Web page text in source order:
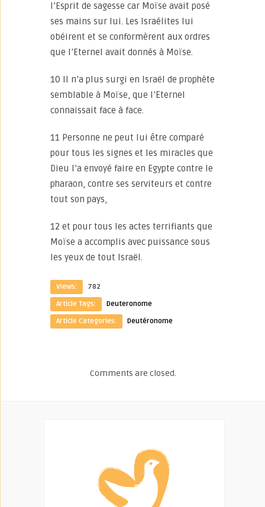
l’Esprit de sagesse car Moïse avait posé
ses mains sur lui. Les Israélites lui
obéirent et se conformèrent aux ordres
que l’Eternel avait donnés à Moïse.
10 Il n’a plus surgi en Israël de prophète
semblable à Moïse, que l’Eternel
connaissait face à face.
11 Personne ne peut lui être comparé
pour tous les signes et les miracles que
Dieu l’a envoyé faire en Egypte contre le
pharaon, contre ses serviteurs et contre
tout son pays,
12 et pour tous les actes terrifiants que
Moïse a accomplis avec puissance sous
les yeux de tout Israël.
Views:
782
Article Tags:
Deuteronome
Article Categories:
Deutéronome
Comments are closed.